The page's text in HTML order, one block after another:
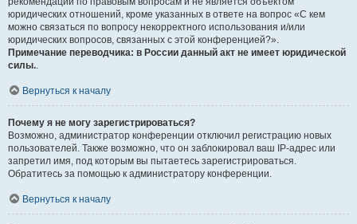
юридических отношений, кроме указанных в ответе на вопрос «С кем
можно связаться по вопросу некорректного использования и/или
юридических вопросов, связанных с этой конференцией?».
Примечание переводчика: в России данный акт не имеет юридической
силы..
Вернуться к началу
Почему я не могу зарегистрироваться?
Возможно, администратор конференции отключил регистрацию новых
пользователей. Также возможно, что он заблокировал ваш IP-адрес или
запретил имя, под которым вы пытаетесь зарегистрироваться.
Обратитесь за помощью к администратору конференции.
Вернуться к началу